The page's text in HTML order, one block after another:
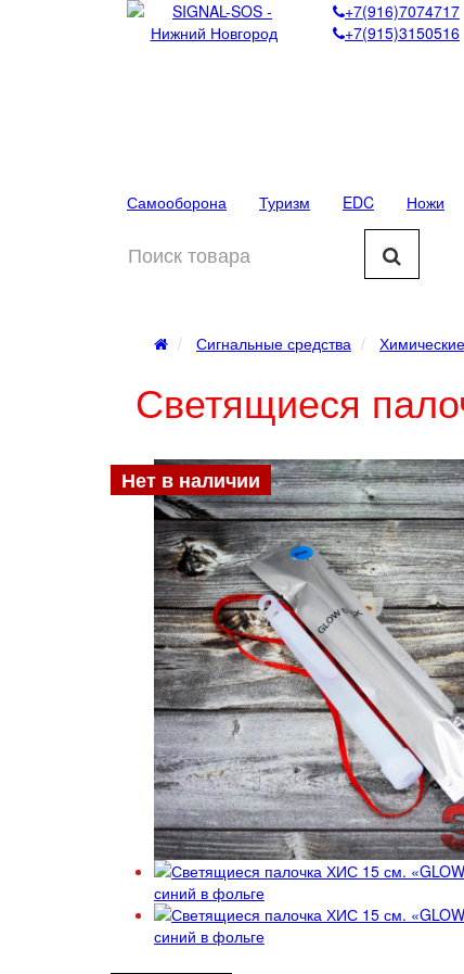
+7(916)7074717
+7(915)3150516
Самооборона Туризм EDC Ножи
Сигнальные средства
Светящиеся
Нет в наличии